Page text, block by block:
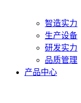
智造实力
生产设备
研发实力
品质管理
产品中心